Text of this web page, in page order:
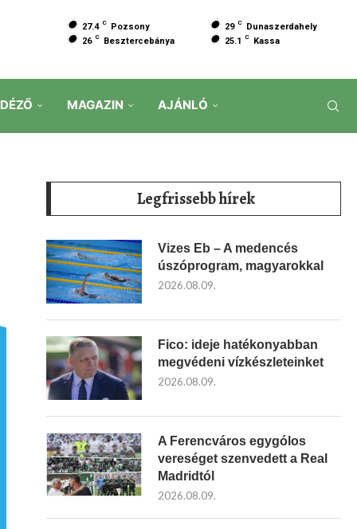
27.4 C Pozsony 29 C
Dunaszerdahely
26 C Besztercebánya 25.1 C Kassa
MAGAZIN AJÁNLÓ
Legfrissebb hírek
Vizes Eb – A medencés
úszóprogram, magyarokkal
2026.08.09.
Fico: ideje hatékonyabban
megvédeni vízkészleteinket
2026.08.09.
A Ferencváros egygólos
vereséget szenvedett a Real
Madridtól
2026.08.09.